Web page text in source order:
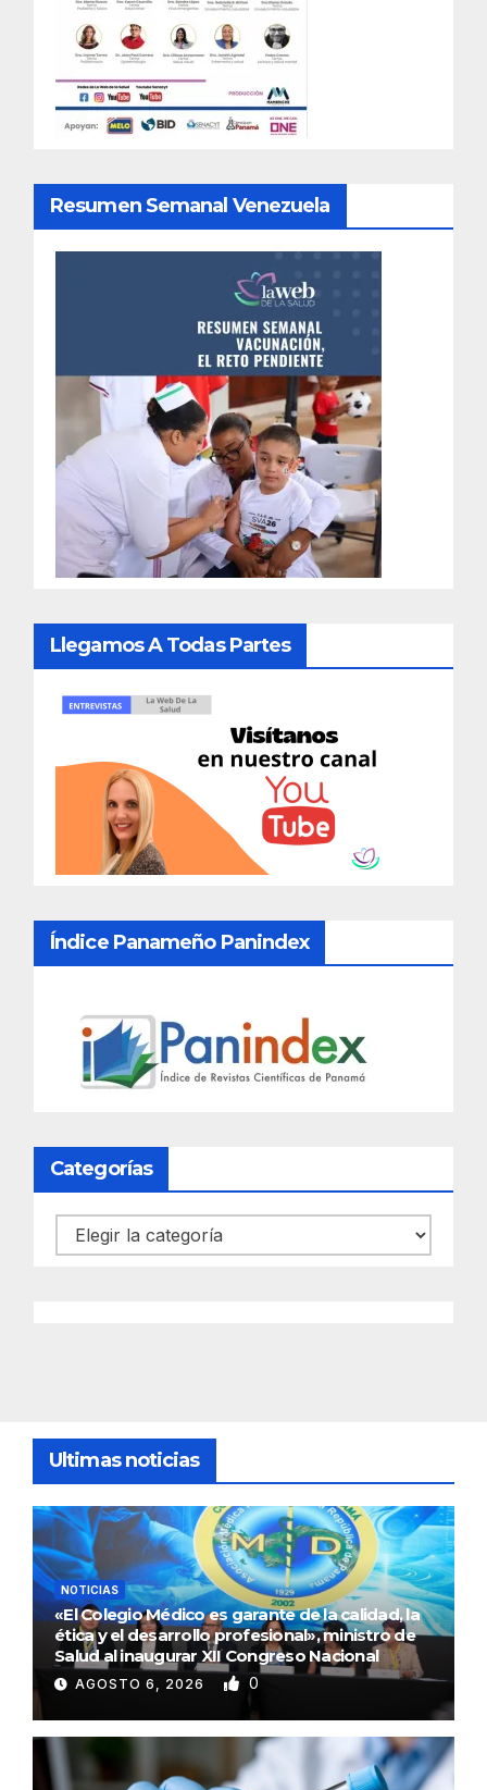
Resumen Semanal Venezuela
Llegamos A Todas Partes
Índice Panameño Panindex
Categorías
Categorías
Ultimas noticias
NOTICIAS
«El Colegio Médico es garante de la calidad, la
ética y el desarrollo profesional», ministro de
Salud al inaugurar XII Congreso Nacional
AGOSTO 6, 2026 0